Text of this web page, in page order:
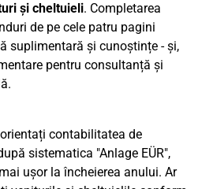
și cheltuieli. Completarea
de pe cele patru pagini
suplimentară și cunoștințe - și,
pentru consultanță și
contabilitatea de
sistematica "Anlage EÜR",
ușor la încheierea anului. Ar